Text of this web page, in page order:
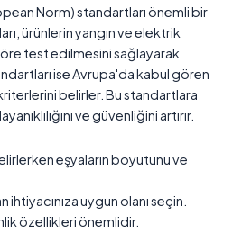
Norm) standartları önemli bir
ürünlerin yangın ve elektrik
test edilmesini sağlayarak
ise Avrupa'da kabul gören
belirler. Bu standartlara
ve güvenliğini artırır.
eşyaların boyutunu ve
ihtiyacınıza uygun olanı seçin.
özellikleri önemlidir.